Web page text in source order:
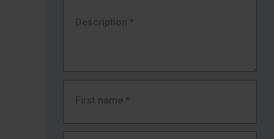
Description *
First name *